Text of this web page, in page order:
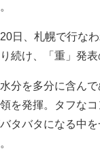
日、札幌で行なわ
続け、「重」発
分を多分に含んで
を発揮。タフな
タバタになる中